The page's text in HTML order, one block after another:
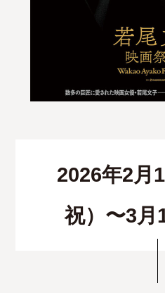
2026年2月
祝）〜3月